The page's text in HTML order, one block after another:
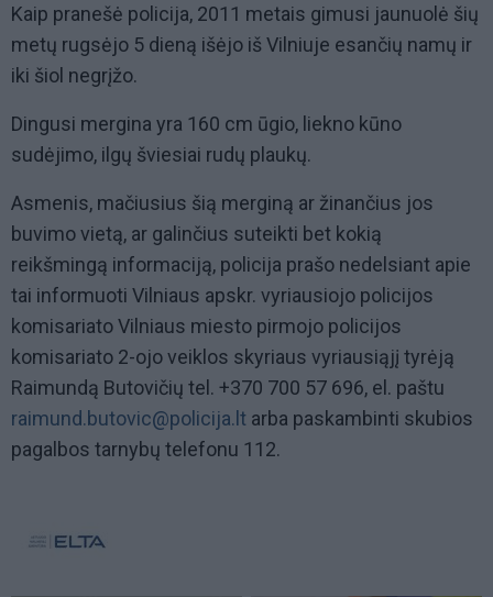
Kaip pranešė policija, 2011 metais gimusi jaunuolė šių
metų rugsėjo 5 dieną išėjo iš Vilniuje esančių namų ir
iki šiol negrįžo.
Dingusi mergina yra 160 cm ūgio, liekno kūno
sudėjimo, ilgų šviesiai rudų plaukų.
Asmenis, mačiusius šią merginą ar žinančius jos
buvimo vietą, ar galinčius suteikti bet kokią
reikšmingą informaciją, policija prašo nedelsiant apie
tai informuoti Vilniaus apskr. vyriausiojo policijos
komisariato Vilniaus miesto pirmojo policijos
komisariato 2-ojo veiklos skyriaus vyriausiąjį tyrėją
Raimundą Butovičių tel. +370 700 57 696, el. paštu
raimund.butovic@policija.lt arba paskambinti skubios
pagalbos tarnybų telefonu 112.